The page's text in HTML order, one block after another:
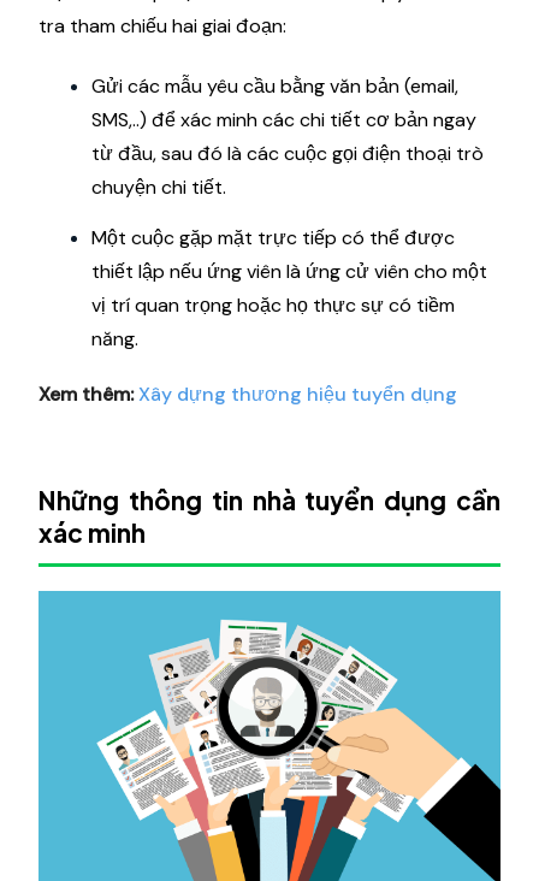
tra tham chiếu hai giai đoạn:
Gửi các mẫu yêu cầu bằng văn bản (email,
SMS,..) để xác minh các chi tiết cơ bản ngay
từ đầu, sau đó là các cuộc gọi điện thoại trò
chuyện chi tiết.
Một cuộc gặp mặt trực tiếp có thể được
thiết lập nếu ứng viên là ứng cử viên cho một
vị trí quan trọng hoặc họ thực sự có tiềm
năng.
Xem thêm:Xây dựng thương hiệu tuyển dụng
Những thông tin nhà tuyển dụng cần
xác minh